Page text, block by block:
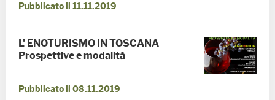
Pubblicato il 11.11.2019
L' ENOTURISMO IN TOSCANA
Prospettive e modalità
Pubblicato il 08.11.2019